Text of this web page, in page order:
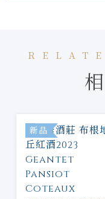
新品